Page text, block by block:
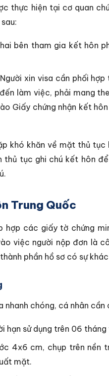
thực hiện tại cơ quan
bên tham gia kết hôn
Người xin visa cần phối
làm việc, phải mang
Giấy chứng nhận kết
khó khăn về mặt thủ tục
thủ tục ghi chú kết hôn
Trung Quốc
hợp các giấy tờ chứng
việc người nộp đơn là
phần hồ sơ có sự
chóng, cá nhân
hạn sử dụng trên 06
4x6 cm, chụp trên nền
mặt.